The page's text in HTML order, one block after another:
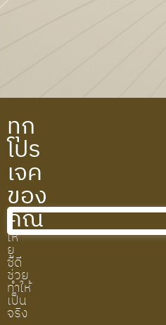
ทุก
โปร
เจค
ของ
คุณ
ให้
ยู
ซีดี
ช่วย
ทำให้
เป็น
จริง